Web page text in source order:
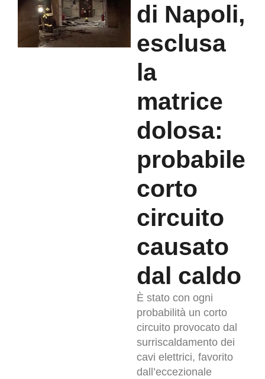
di Napoli,
esclusa
la
matrice
dolosa:
probabile
corto
circuito
causato
dal caldo
È stato con ogni
probabilità un corto
circuito provocato dal
surriscaldamento dei
cavi elettrici, favorito
dall’eccezionale